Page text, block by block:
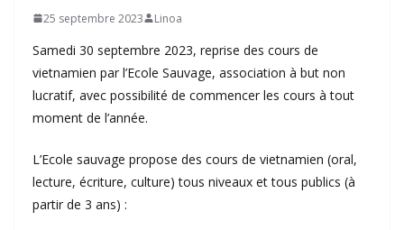
25 septembre 2023 Linoa
Samedi 30 septembre 2023, reprise des cours de
vietnamien par l’Ecole Sauvage, association à but non
lucratif, avec possibilité de commencer les cours à tout
moment de l’année.
L’Ecole sauvage propose des cours de vietnamien (oral,
lecture, écriture, culture) tous niveaux et tous publics (à
partir de 3 ans) :